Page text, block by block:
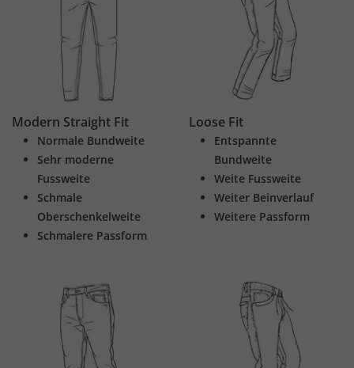
Modern Straight Fit
Normale Bundweite
Sehr moderne
Fussweite
Schmale
Oberschenkelweite
Schmalere Passform
Loose Fit
Entspannte
Bundweite
Weite Fussweite
Weiter Beinverlauf
Weitere Passform